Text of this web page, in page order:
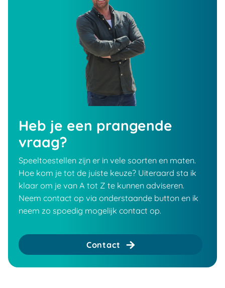
Heb je een prangende
vraag?
Speeltoestellen zijn er in vele soorten en maten.
Hoe kom je tot de juiste keuze? Uiteraard sta ik
klaar om je van A tot Z te kunnen adviseren.
Neem contact op via onderstaande button en ik
neem zo spoedig mogelijk contact op.
Contact